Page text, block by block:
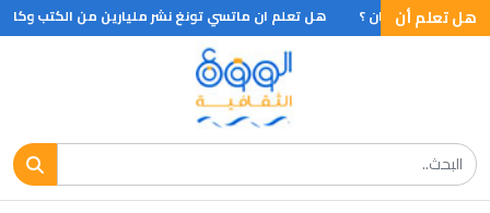
هل تعلم أن
هل تعلم ان ؟ هل تعلم ان ماتسي تونغ نشر مليارين من الكتب وكان من اهمها الكتاب الاحمر الذي طبع منه 800 مليون نسخه ونشر لينين